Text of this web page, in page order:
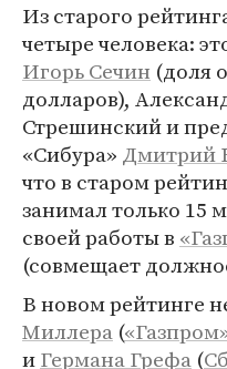
Из старого
четыре человека:
Игорь Сечин (доля
долларов),
Стрешинский и
«Сибура» Дмитрий
что в старом
занимал только 15
своей работы в
(совмещает
В новом рейтинге
Миллера (
иГермана Грефа (